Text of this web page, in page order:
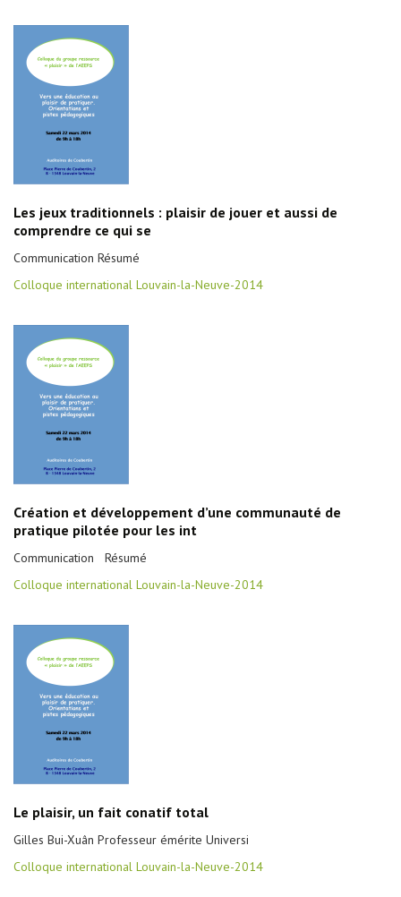
Les jeux traditionnels : plaisir de jouer et aussi de
comprendre ce qui se
Communication Résumé
Colloque international Louvain-la-Neuve-2014
Création et développement d’une communauté de
pratique pilotée pour les int
Communication Résumé
Colloque international Louvain-la-Neuve-2014
Le plaisir, un fait conatif total
Gilles Bui-Xuân Professeur émérite Universi
Colloque international Louvain-la-Neuve-2014